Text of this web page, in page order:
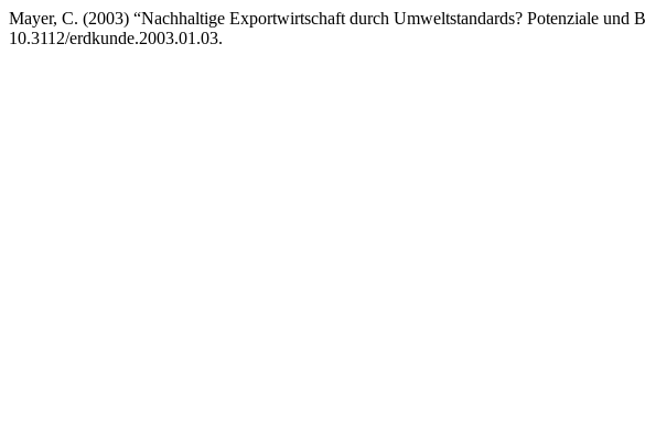
Mayer, C. (2003) “Nachhaltige Exportwirtschaft durch Umweltstandards? Potenziale und
10.3112/erdkunde.2003.01.03.